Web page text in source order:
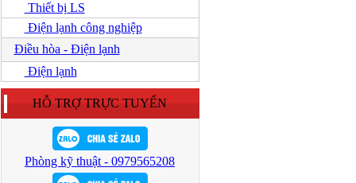
Thiết bị LS
Điện lạnh công nghiệp
Điều hòa - Điện lạnh
Điện lạnh
HỖ TRỢ TRỰC TUYẾN
Phòng kỹ thuật - 0979565208